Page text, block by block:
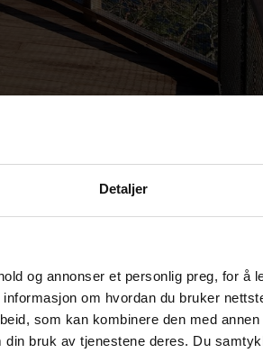
Detaljer
og annonser et personlig preg, for å
om hvordan du bruker
som kan kombinere den med
bruk av tjenestene deres. Du
Utsikten herfra i nesten 180°, er
Som de andre hyttene, står også
ca 12-15 m lang rampe. Den
unngå å gå i lange trapper, det være seg
Synet av terrenget 100 m rett ned fra